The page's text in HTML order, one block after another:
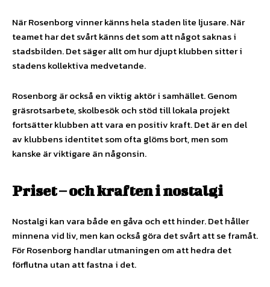
När Rosenborg vinner känns hela staden lite ljusare. När
teamet har det svårt känns det som att något saknas i
stadsbilden. Det säger allt om hur djupt klubben sitter i
stadens kollektiva medvetande.
Rosenborg är också en viktig aktör i samhället. Genom
gräsrotsarbete, skolbesök och stöd till lokala projekt
fortsätter klubben att vara en positiv kraft. Det är en del
av klubbens identitet som ofta glöms bort, men som
kanske är viktigare än någonsin.
Priset – och kraften i nostalgi
Nostalgi kan vara både en gåva och ett hinder. Det håller
minnena vid liv, men kan också göra det svårt att se framåt.
För Rosenborg handlar utmaningen om att hedra det
förflutna utan att fastna i det.